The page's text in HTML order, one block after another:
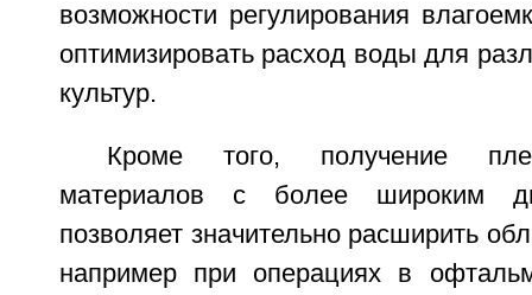
возможности регулирования
оптимизировать расход воды для
культур.
Кроме того, получение
материалов с более широким
позволяет значительно расширить
например при операциях в